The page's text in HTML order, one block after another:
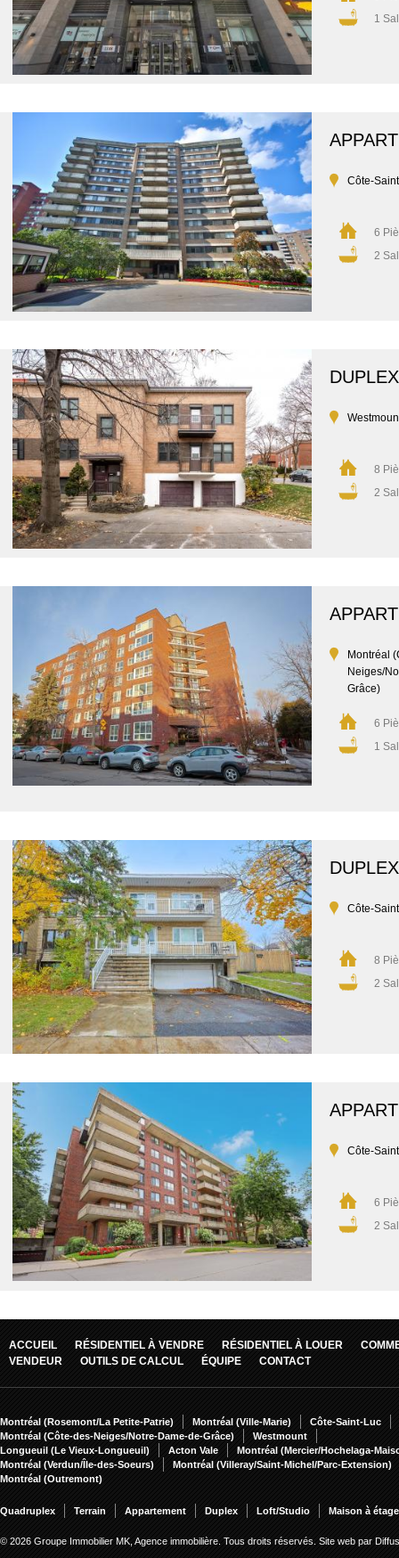
1
Côte-
6
2
DUPLEX
8
2
Montréal
Neiges/
Grâce)
6
1
DUPLEX
Côte-
8
2
Côte-
6
2
ACCUEIL RÉSIDENTIEL À VENDRE RÉSIDENTIEL À LOUER
VENDEUR
OUTILS DE CALCUL ÉQUIPE CONTACT
Montréal (Rosemont/La Petite-Patrie) Montréal (Ville-Marie)
Côte-Saint-Luc
Montréal (Côte-des-Neiges/Notre-Dame-de-Grâce)
Westmount
Longueuil (Le Vieux-Longueuil)
Acton Vale
Montréal (Mercier/Hochelaga-
Montréal (Verdun/Île-des-Soeurs)
Montréal (Villeray/Saint-Michel/Parc-Extension)
Montréal (Outremont)
Quadruplex Terrain Appartement Duplex Loft/Studio Maison à
© 2026 Groupe Immobilier MK, Agence immobilière. Tous droits réservés. Site web par